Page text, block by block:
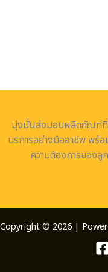
มุ่งมั่นส่งมอบผลิตภัณฑ์ที่
บริการอย่างมืออาชีพ พร้
ความต้องการของลู
Copyright © 2026 |